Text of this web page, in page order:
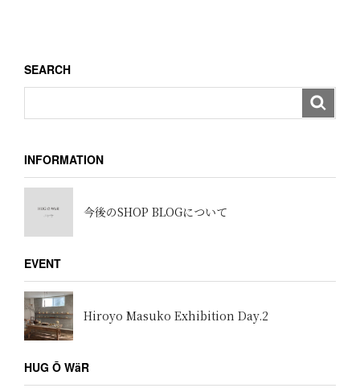
ン
SEARCH
INFORMATION
今後のSHOP BLOGについて
EVENT
Hiroyo Masuko Exhibition Day.2
HUG Ō WäR